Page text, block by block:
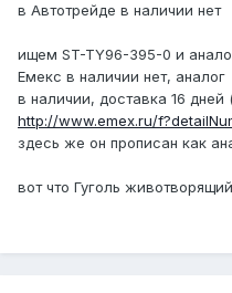
в Автотрейде в наличии нет
ищем ST-TY96-395-0 и
Емекс в наличии нет, аналог
в наличии, доставка 16
http://www.emex.ru/
здесь же он прописан как
вот что Гуголь